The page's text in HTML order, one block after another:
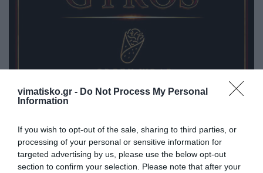
vimatisko.gr - Do Not Process My Personal
Information
If you wish to opt-out of the sale, sharing to third parties, or
processing of your personal or sensitive information for
targeted advertising by us, please use the below opt-out
section to confirm your selection. Please note that after your